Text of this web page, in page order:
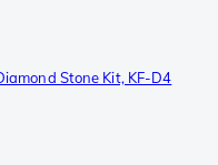
Stone Kit, KF-D4